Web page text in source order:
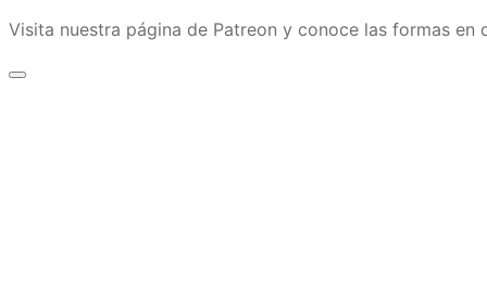
Visita nuestra página de Patreon y conoce las formas en